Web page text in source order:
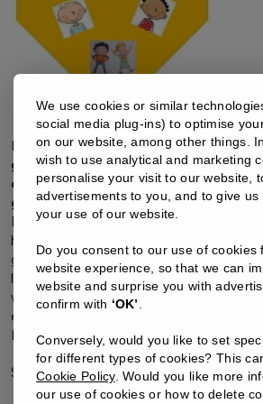
KiVa gaat in de eerste plaats op zoek
groep en stimuleert kinderen tot
een gevoelenstaal, communicatie,
groepsdruk en het opkomen voor
Leerlingen wordt inzicht gegeven in de
het in stand houden van pesten en
groepsproblemen en hoe dit te kunnen
lessen zijn goed opgebouwd en hebben
werkvormen, zoals oefeningen,
en rollenspellen. Elk thema wordt
KiVaregel.
Samen vormen de tien KiVa regelsde
We use cookies or similar
social media plug-ins) to optimise
on our website, among other things.
wish to use analytical and marketing
personalise your visit to our website,
advertisements to you, and to give
your use of our website.
Do you consent to our use of cookies
website experience, so that we can
website and surprise you with
confirm with ‘OK’
Conversely, would you like to set
for different types of cookies? This
Cookie Policy. Would you like more
our use of cookies or how to delete